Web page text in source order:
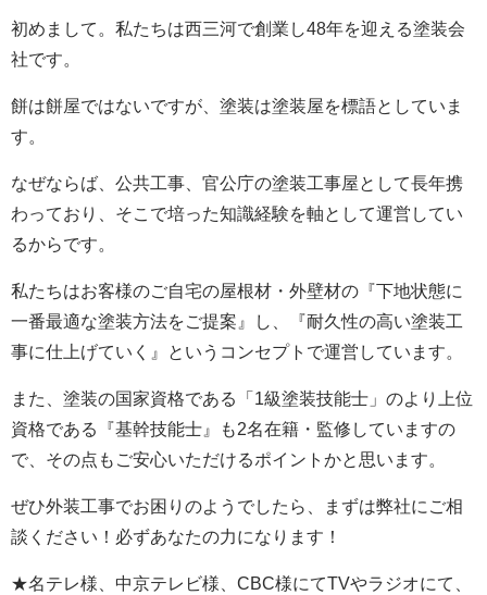
初めまして。私たちは西三河で創業し48年を迎える塗装会
社です。
餅は餅屋ではないですが、塗装は塗装屋を標語としていま
す。
なぜならば、公共工事、官公庁の塗装工事屋として長年携
わっており、そこで培った知識経験を軸として運営してい
るからです。
私たちはお客様のご自宅の屋根材・外壁材の『下地状態に
一番最適な塗装方法をご提案』し、『耐久性の高い塗装工
事に仕上げていく』というコンセプトで運営しています。
また、塗装の国家資格である「1級塗装技能士」のより上位
資格である『基幹技能士』も2名在籍・監修していますの
で、その点もご安心いただけるポイントかと思います。
ぜひ外装工事でお困りのようでしたら、まずは弊社にご相
談ください！必ずあなたの力になります！
★名テレ様、中京テレビ様、CBC様にてTVやラジオにて、